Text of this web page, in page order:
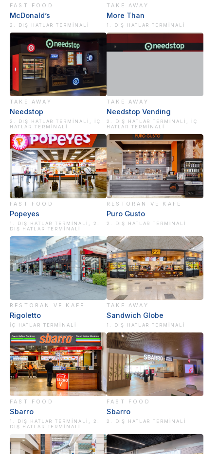
FAST FOOD
McDonald’s
2. DIŞ HATLAR TERMINALI
TAKE AWAY
More Than
1. DIŞ HATLAR TERMINALI
TAKE AWAY
Needstop
2. DIŞ HATLAR TERMINALI, İÇ
HATLAR TERMINALI
TAKE AWAY
Needstop Vending
2. DIŞ HATLAR TERMINALI, İÇ
HATLAR TERMINALI
FAST FOOD
Popeyes
1. DIŞ HATLAR TERMINALI, 2.
DIŞ HATLAR TERMINALI
RESTORAN VE KAFE
Puro Gusto
2. DIŞ HATLAR TERMINALI
RESTORAN VE KAFE
Rigoletto
İÇ HATLAR TERMINALI
TAKE AWAY
Sandwich Globe
1. DIŞ HATLAR TERMINALI
FAST FOOD
Sbarro
1. DIŞ HATLAR TERMINALI, 2.
DIŞ HATLAR TERMINALI
FAST FOOD
Sbarro
2. DIŞ HATLAR TERMINALI